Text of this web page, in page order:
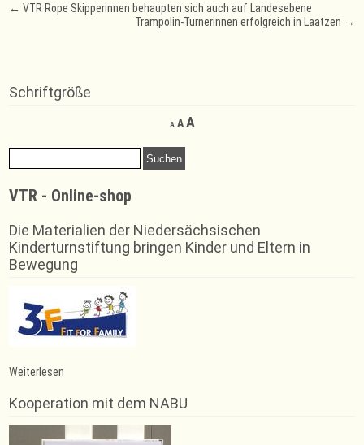
Post
← VTR Rope Skipperinnen behaupten sich auch auf Landesebene
Trampolin-Turnerinnen erfolgreich in Laatzen →
Schriftgröße
A
Decrease
font
AReset
size.
AIncrease
Suchen
nach:
VTR - Online-shop
Die Materialien der Niedersächsischen
Kinderturnstiftung bringen Kinder und Eltern in
Bewegung
Weiterlesen
Romy
Reneé
Schein
geehrt
Kooperation mit dem NABU